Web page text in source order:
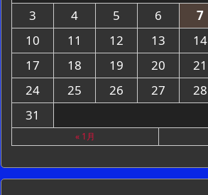
3
4 5 6 7
10
11 12 13 14
17
18 19 20 21
24
25 26 27 28
31
« 1月